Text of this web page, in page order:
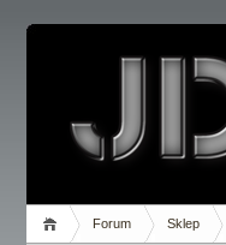
Forum Sklep